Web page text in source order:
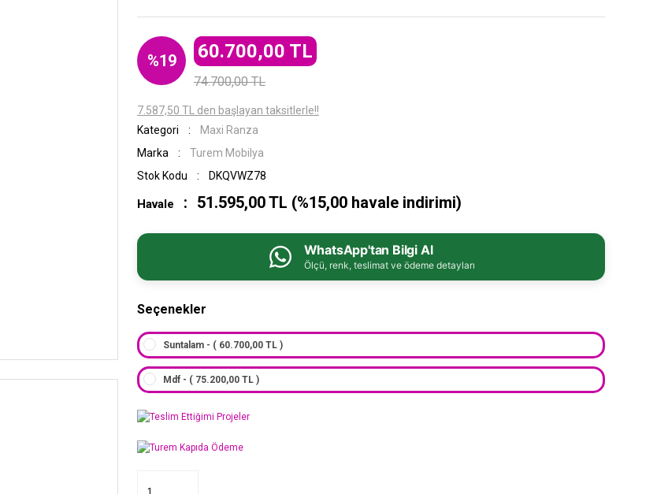
%19 60.700,00 TL
74.700,00 TL
7.587,50 TL den başlayan taksitlerle!!
Kategori
Maxi Ranza
Marka
Turem Mobilya
Stok Kodu
DKQVWZ78
Havale 51.595,00 TL (%15,00 havale indirimi)
WhatsApp'tan Bilgi Al
Ölçü, renk, teslimat ve ödeme detayları
Seçenekler
Suntalam - ( 60.700,00 TL )
Mdf - ( 75.200,00 TL )